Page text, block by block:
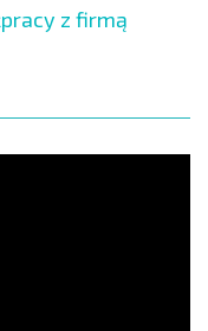
z firmą